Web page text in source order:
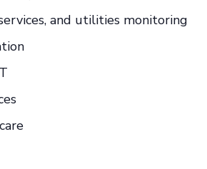
and utilities monitoring